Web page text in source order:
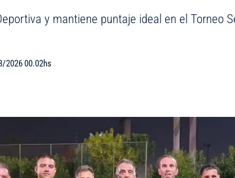
y mantiene puntaje ideal en el Torneo
2026 00.02hs